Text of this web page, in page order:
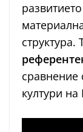
структура.
сравнение
култури на